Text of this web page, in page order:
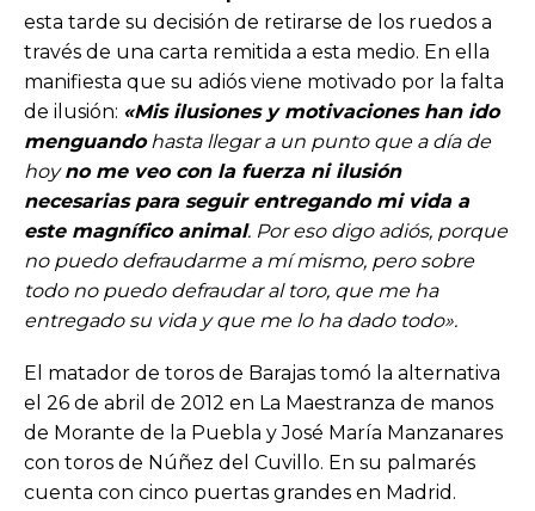
esta tarde su decisión de retirarse de los ruedos a
través de una carta remitida a esta medio. En ella
manifiesta que su adiós viene motivado por la falta
de ilusión: «Mis ilusiones y motivaciones han ido
menguandohasta llegar a un punto que a día de
hoyno me veo con la fuerza ni ilusión
necesarias para seguir entregando mi vida a
este magnífico animal. Por eso digo adiós, porque
no puedo defraudarme a mí mismo, pero sobre
todo no puedo defraudar al toro, que me ha
entregado su vida y que me lo ha dado todo».
El matador de toros de Barajas tomó la alternativa
el 26 de abril de 2012 en La Maestranza de manos
de Morante de la Puebla y José María Manzanares
con toros de Núñez del Cuvillo. En su palmarés
cuenta con cinco puertas grandes en Madrid.